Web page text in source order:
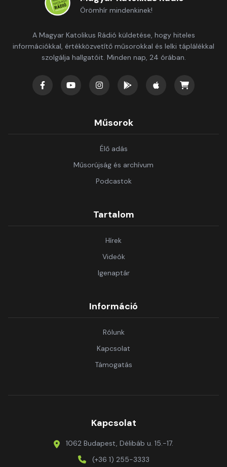
Örömhír mindenkinek!
A Magyar Katolikus Rádió küldetése, hogy hiteles
információkkal, értékközvetítő műsorokkal és lelki táplálékkal
szolgálja hallgatóit. Minden nap, 24 órában.
Műsorok
Élő adás
Műsorújság és archívum
Podcastok
Tartalom
Hírek
Videók
Igenaptár
Információ
Rólunk
Kapcsolat
Támogatás
Kapcsolat
1062 Budapest, Délibáb u. 15.-17.
(+36 1) 255-3333